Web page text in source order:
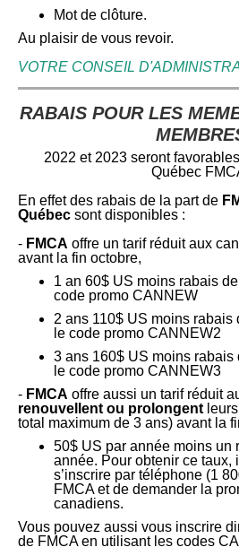
Mot de clôture.
Au plaisir de vous revoir.
VOTRE CONSEIL
RABAIS POUR LES
2022 et 2023 seront
Québec
En effet des rabais de la part de
Québec sont disponibles :
- FMCA offre un tarif réduit aux
avant la fin octobre,
1 an 60$ US moins rabais
code promo CANNEW
2 ans 110$ US moins
le code promo CANNEW2
3 ans 160$ US moins
le code promo CANNEW3
- FMCA offre aussi un tarif réduit
renouvellent ou prolongent
total maximum de 3 ans) avant la
50$ US par année moins un
année. Pour obtenir ce taux,
s’inscrire par téléphone (1
FMCA et de demander la
canadiens.
Vous pouvez aussi vous inscrire
de FMCA en utilisant les codes